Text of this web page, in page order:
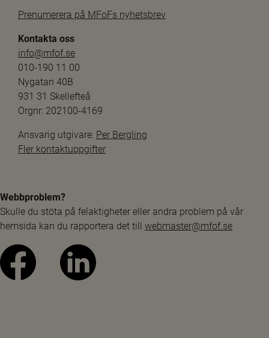
Prenumerera på MFoFs nyhetsbrev
Kontakta oss
info@mfof.se
010-190 11 00
Nygatan 40B
931 31 Skellefteå
Orgnr: 202100-4169
Ansvarig utgivare: Per Bergling
Fler kontaktuppgifter
Webbproblem?
Skulle du stöta på felaktigheter eller andra problem på vår
hemsida kan du rapportera det till webmaster@mfof.se